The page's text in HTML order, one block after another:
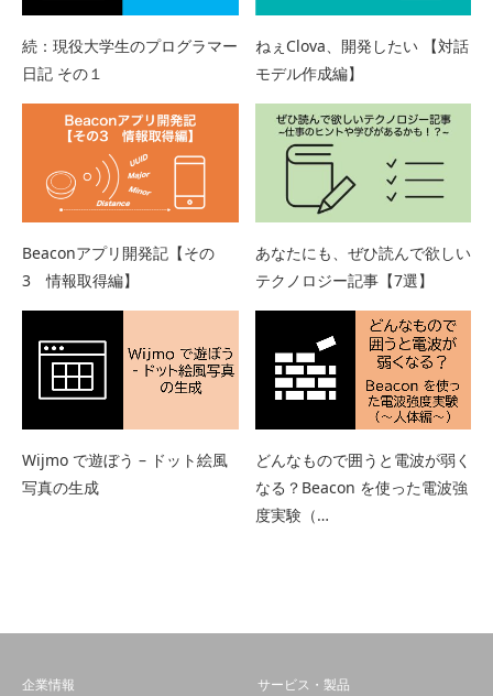
続：現役大学生のプログラマー
日記 その１
ねぇClova、開発したい 【対話
モデル作成編】
Beaconアプリ開発記【その
3 情報取得編】
あなたにも、ぜひ読んで欲しい
テクノロジー記事【7選】
Wijmo で遊ぼう – ドット絵風
写真の生成
どんなもので囲うと電波が弱く
なる？Beacon を使った電波強
度実験（…
企業情報
サービス・製品